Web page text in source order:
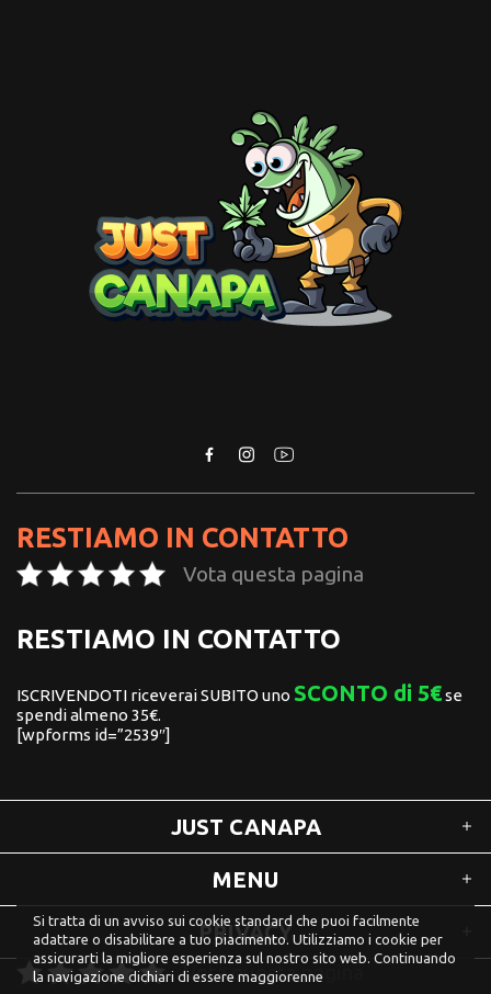
RESTIAMO IN CONTATTO
Vota questa pagina
RESTIAMO IN CONTATTO
ISCRIVENDOTI riceverai SUBITO uno SCONTO di 5€se
spendi almeno 35€.
[wpforms id=”2539″]
JUST CANAPA
MENU
PRIVACY
Vota questa pagina
Si tratta di un avviso sui cookie standard che puoi facilmente
adattare o disabilitare a tuo piacimento. Utilizziamo i cookie per
assicurarti la migliore esperienza sul nostro sito web. Continuando
la navigazione dichiari di essere maggiorenne